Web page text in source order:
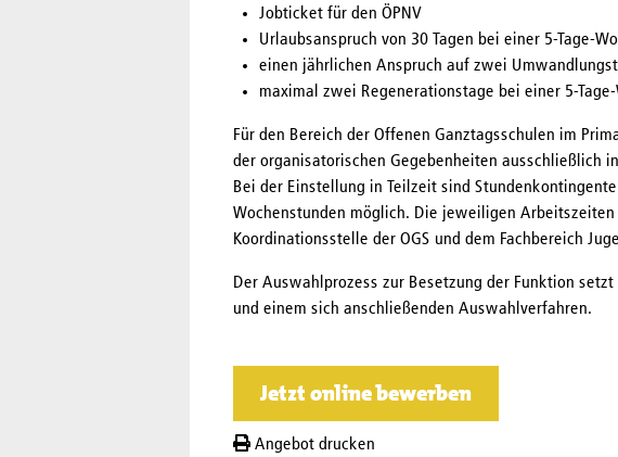
Jobticket für den ÖPNV
Urlaubsanspruch von 30 Tagen bei einer 5-Tage-
einen jährlichen Anspruch auf zwei
maximal zwei Regenerationstage bei einer 5-Tage-
Für den Bereich der Offenen Ganztagsschulen im
der organisatorischen Gegebenheiten ausschließlich
Bei der Einstellung in Teilzeit sind
Wochenstunden möglich. Die jeweiligen
Koordinationsstelle der OGS und dem Fachbereich
Der Auswahlprozess zur Besetzung der Funktion
und einem sich anschließenden Auswahlverfahren.
Jetzt online bewerben
Angebot drucken